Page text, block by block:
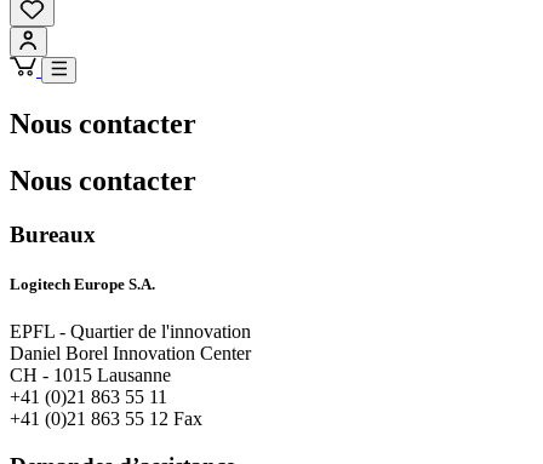
Nous contacter
Nous contacter
Bureaux
Logitech Europe S.A.
EPFL - Quartier de l'innovation
Daniel Borel Innovation Center
CH - 1015 Lausanne
+41 (0)21 863 55 11
+41 (0)21 863 55 12 Fax